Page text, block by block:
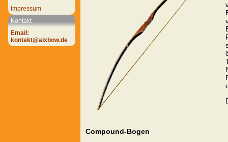
Impressum
Kontakt
Email:
kontakt@aixbow.de
Compound-Bogen